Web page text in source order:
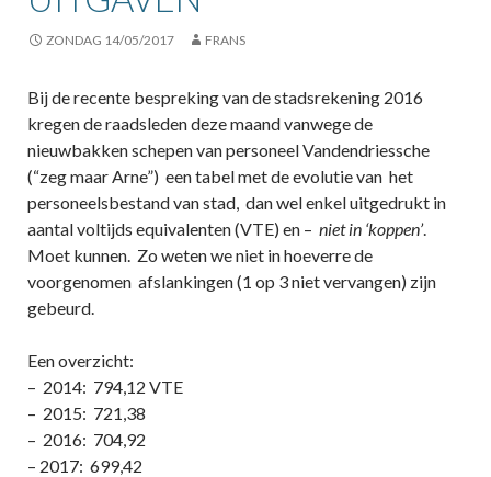
ZONDAG 14/05/2017 FRANS
Bij de recente bespreking van de stadsrekening 2016
kregen de raadsleden deze maand vanwege de
nieuwbakken schepen van personeel Vandendriessche
(“zeg maar Arne”) een tabel met de evolutie van het
personeelsbestand van stad, dan wel enkel uitgedrukt in
aantal voltijds equivalenten (VTE) en – niet in ‘koppen’.
Moet kunnen. Zo weten we niet in hoeverre de
voorgenomen afslankingen (1 op 3 niet vervangen) zijn
gebeurd.
Een overzicht:
– 2014: 794,12 VTE
– 2015: 721,38
– 2016: 704,92
– 2017: 699,42